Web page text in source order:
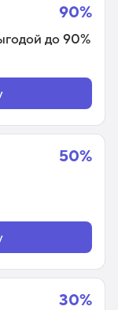
90%
до 90%
50%
30%